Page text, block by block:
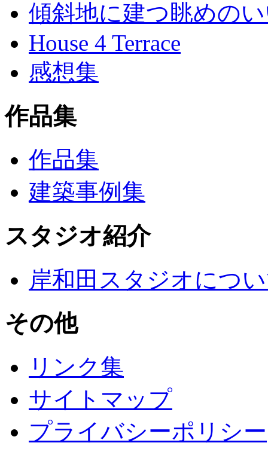
傾斜地に建つ眺めの
House 4 Terrace
感想集
作品集
作品集
建築事例集
スタジオ紹介
岸和田スタジオにつ
その他
リンク集
サイトマップ
プライバシーポリシー